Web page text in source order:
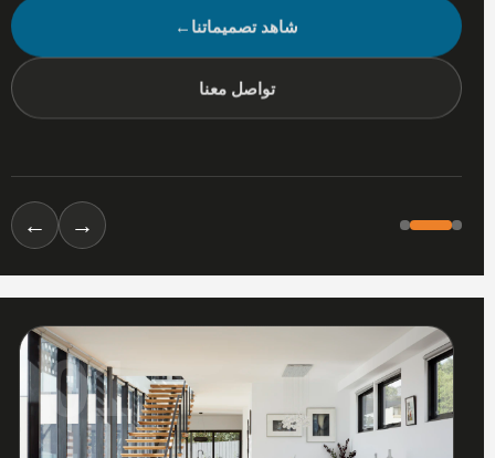
شاهد تصميماتنا←
تواصل معنا
→
←
01